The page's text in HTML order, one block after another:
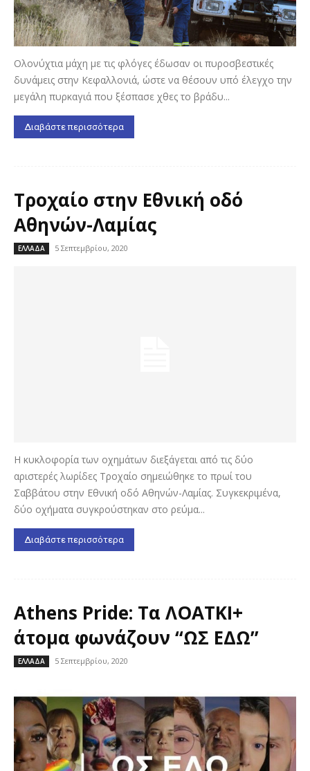
Ολονύχτια μάχη με τις φλόγες έδωσαν οι πυροσβεστικές
δυνάμεις στην Κεφαλλονιά, ώστε να θέσουν υπό έλεγχο την
μεγάλη πυρκαγιά που ξέσπασε χθες το βράδυ...
Διαβάστε περισσότερα
Τροχαίο στην Εθνική οδό
Αθηνών-Λαμίας
ΕΛΛΑΔΑ 5 Σεπτεμβρίου, 2020
Η κυκλοφορία των οχημάτων διεξάγεται από τις δύο
αριστερές λωρίδες Τροχαίο σημειώθηκε το πρωί του
Σαββάτου στην Εθνική οδό Αθηνών-Λαμίας. Συγκεκριμένα,
δύο οχήματα συγκρούστηκαν στο ρεύμα...
Διαβάστε περισσότερα
Athens Pride: Τα ΛΟΑΤΚΙ+
άτομα φωνάζουν “ΩΣ ΕΔΩ”
ΕΛΛΑΔΑ 5 Σεπτεμβρίου, 2020